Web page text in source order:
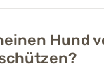
Hund